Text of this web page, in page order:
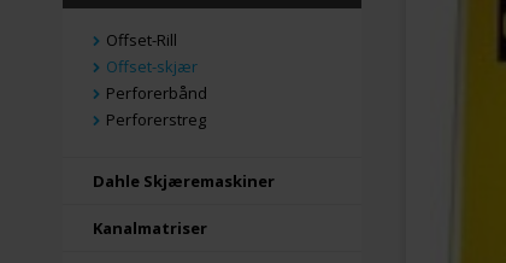
Offset-Rill
Offset-skjær
Perforerbånd
Perforerstreg
Dahle Skjæremaskiner
Kanalmatriser